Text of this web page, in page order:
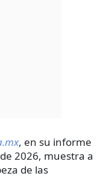
, en su informe
2026, muestra a
de las